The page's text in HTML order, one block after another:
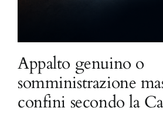
Appalto genuino o
somministrazione
confini secondo la